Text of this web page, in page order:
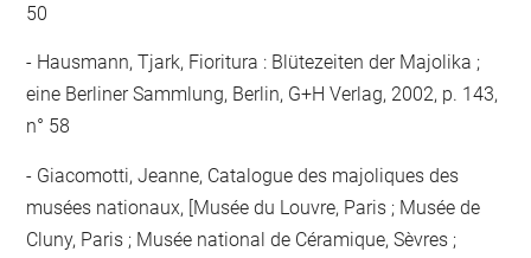
50
Hausmann, Tjark, Fioritura : Blütezeiten der Majolika ;
eine Berliner Sammlung, Berlin, G+H Verlag, 2002, p. 143,
n° 58
Giacomotti, Jeanne, Catalogue des majoliques des
musées nationaux, [Musée du Louvre, Paris ; Musée de
Cluny, Paris ; Musée national de Céramique, Sèvres ;